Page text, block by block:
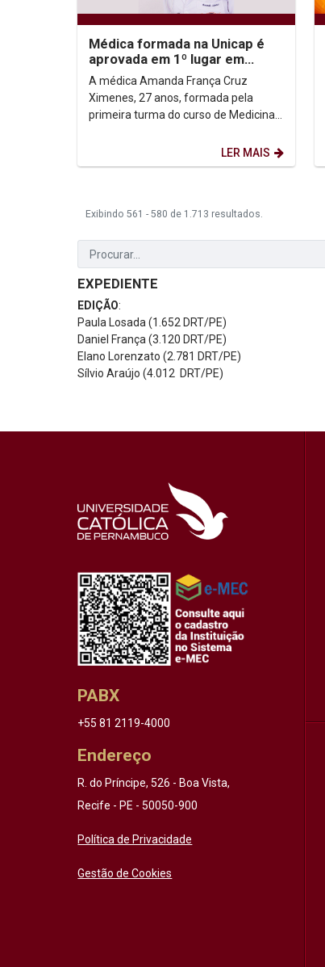
Médica formada na Unicap é
aprovada em 1º lugar em
residência em Psiquiatria
A médica Amanda França Cruz
Ximenes, 27 anos, formada pela
primeira turma do curso de Medicina
Pernambuco (Unicap), foi aprovada...
LER MAIS
Exibindo 561 - 580 de 1.713 resultados.
EXPEDIENTE
EDIÇÃO:
Paula Losada (1.652 DRT/PE)
Daniel França (3.120 DRT/PE)
Elano Lorenzato (2.781 DRT/PE)
Sílvio Araújo (4.012 DRT/PE)
PABX
+55 81 2119-4000
Endereço
R. do Príncipe, 526 - Boa Vista,
Recife - PE - 50050-900
Política de Privacidade
Gestão de Cookies